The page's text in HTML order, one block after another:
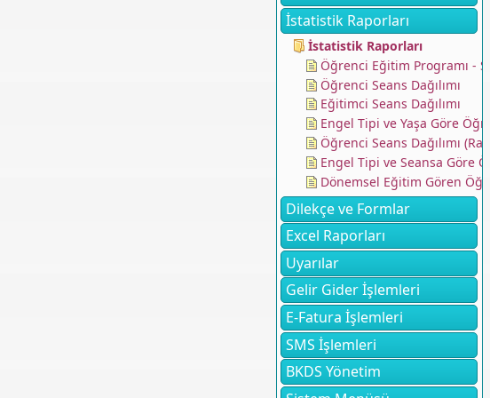
İstatistik Raporları
İstatistik Raporları
Öğrenci Eğitim Programı -
Öğrenci Seans Dağılımı
Eğitimci Seans Dağılımı
Engel Tipi ve Yaşa Göre
Öğrenci Seans Dağılımı
Engel Tipi ve Seansa Göre
Dönemsel Eğitim Gören
Dilekçe ve Formlar
Excel Raporları
Uyarılar
Gelir Gider İşlemleri
E-Fatura İşlemleri
SMS İşlemleri
BKDS Yönetim